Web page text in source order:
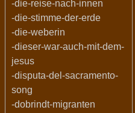
-die-reise-nach-innen
-die-stimme-der-erde
-die-weberin
-dieser-war-auch-mit-dem-
jesus
-disputa-del-sacramento-
song
-dobrindt-migranten